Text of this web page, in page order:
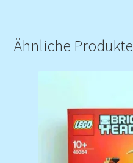
Ähnliche Produkte